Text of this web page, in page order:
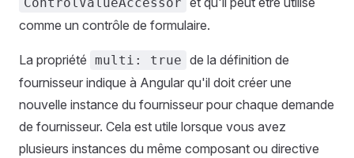
comme un contrôle de formulaire.
La propriété multi: true de la définition de
fournisseur indique à Angular qu'il doit créer une
nouvelle instance du fournisseur pour chaque demande
de fournisseur. Cela est utile lorsque vous avez
plusieurs instances du même composant ou directive